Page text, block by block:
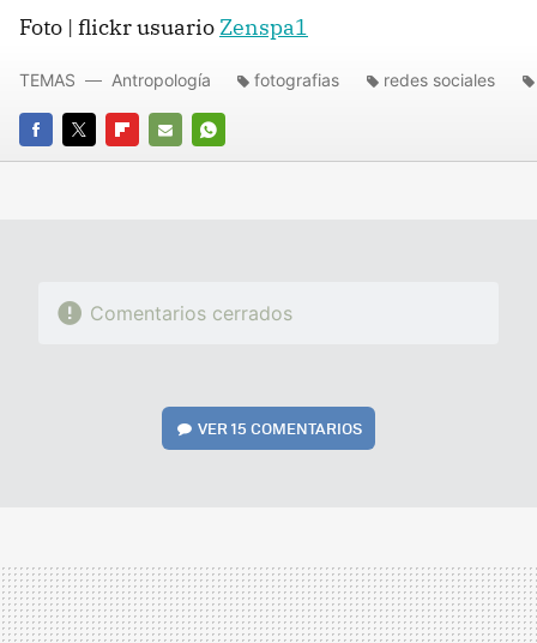
Foto | flickr usuario Zenspa1
FACEBOOK
TWITTERFLIPBOARD
E-
WHATSAPP
TEMAS Antropología fotografias redes sociales
Comentarios cerrados
VER15 COMENTARIOS